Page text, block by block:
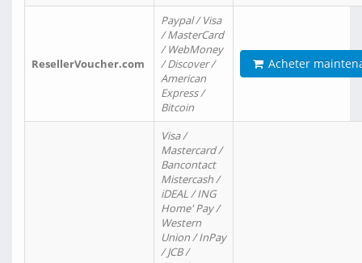
ResellerVoucher.com
Paypal / Visa
/ MasterCard
/ WebMoney
/ Discover /
American
Express /
Bitcoin
Acheter
Visa /
Mastercard /
Bancontact
Mistercash /
iDEAL / ING
Home' Pay /
Western
Union / InPay
/ JCB /